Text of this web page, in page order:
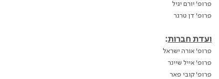
פרופ' יורם יגיל
פרופ' דן טרנר
ועדת חברות:
פרופ' אורה ישראל
פרופ' אייל שיינר
פרופ' קובי פאר